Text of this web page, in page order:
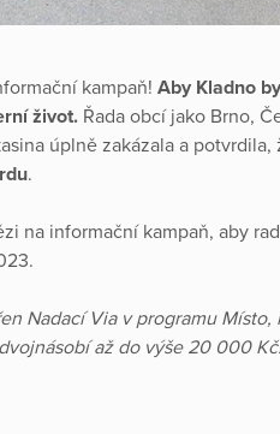
kampaň! Aby Kladno
život. Řada obcí jako Brno,
úplně zakázala a potvrdila,
.
na informační kampaň, aby
Nadací Via v programu
až do výše 20 000